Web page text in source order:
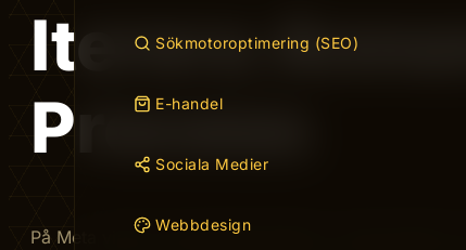
Sökmotoroptimering (SEO)
E-handel
Sociala Medier
Webbdesign
Iterera
Process
På Meta vinner ni på snabb iteration, vassa kreativ